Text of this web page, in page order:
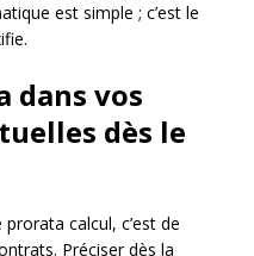
est simple ; c’est le
dans vos
dès le
calcul, c’est de
Préciser dès la